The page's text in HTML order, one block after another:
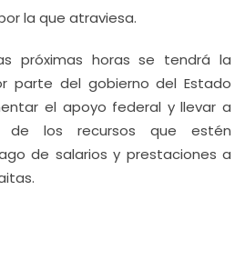
la que atraviesa.
próximas horas se tendrá la
parte del gobierno del Estado
el apoyo federal y llevar a
de los recursos que estén
de salarios y prestaciones a